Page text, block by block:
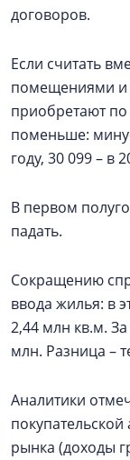
договоров.
Если считать
помещениями и
приобретают
поменьше:
году, 30 099 – в
В первом
падать.
Сокращению
ввода жилья: в
2,44 млн кв.м.
млн. Разница –
Аналитики
покупательской
рынка (доходы